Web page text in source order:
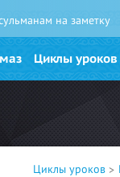
на заметку
Циклы уроков
Циклы уроков